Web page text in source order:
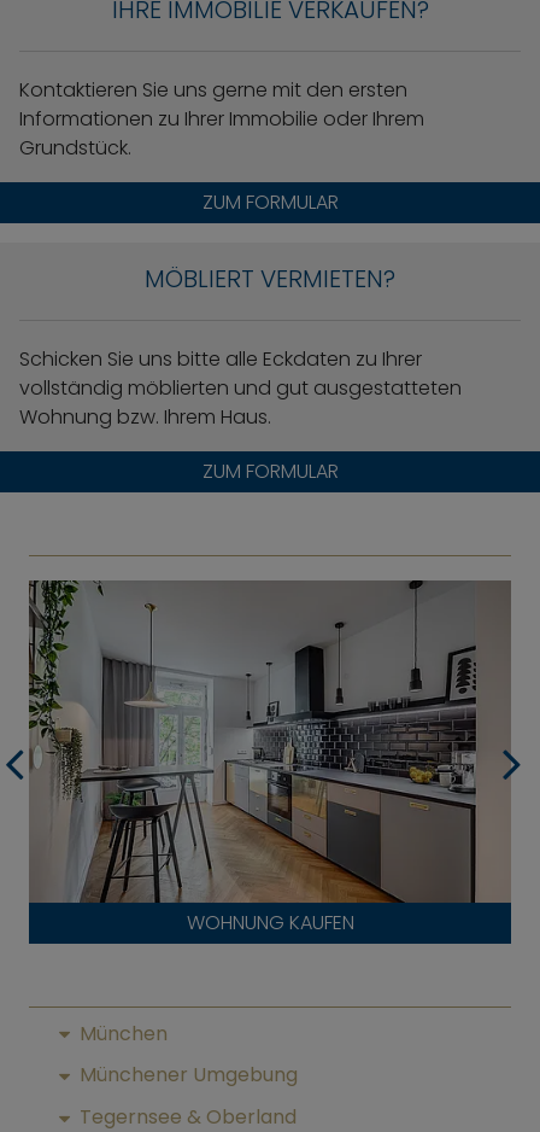
IHRE IMMOBILIE VERKAUFEN?
Kontaktieren Sie uns gerne mit den ersten
Informationen zu Ihrer Immobilie oder Ihrem
Grundstück.
ZUM FORMULAR
MÖBLIERT VERMIETEN?
Schicken Sie uns bitte alle Eckdaten zu Ihrer
vollständig möblierten und gut ausgestatteten
Wohnung bzw. Ihrem Haus.
ZUM FORMULAR
WOHNUNG KAUFEN
München
Münchener Umgebung
Tegernsee & Oberland